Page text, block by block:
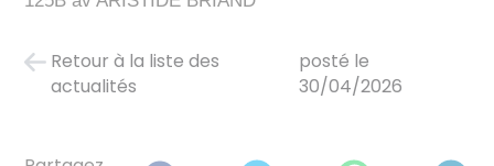
Retour à la liste des
actualités
posté le
30/04/2026